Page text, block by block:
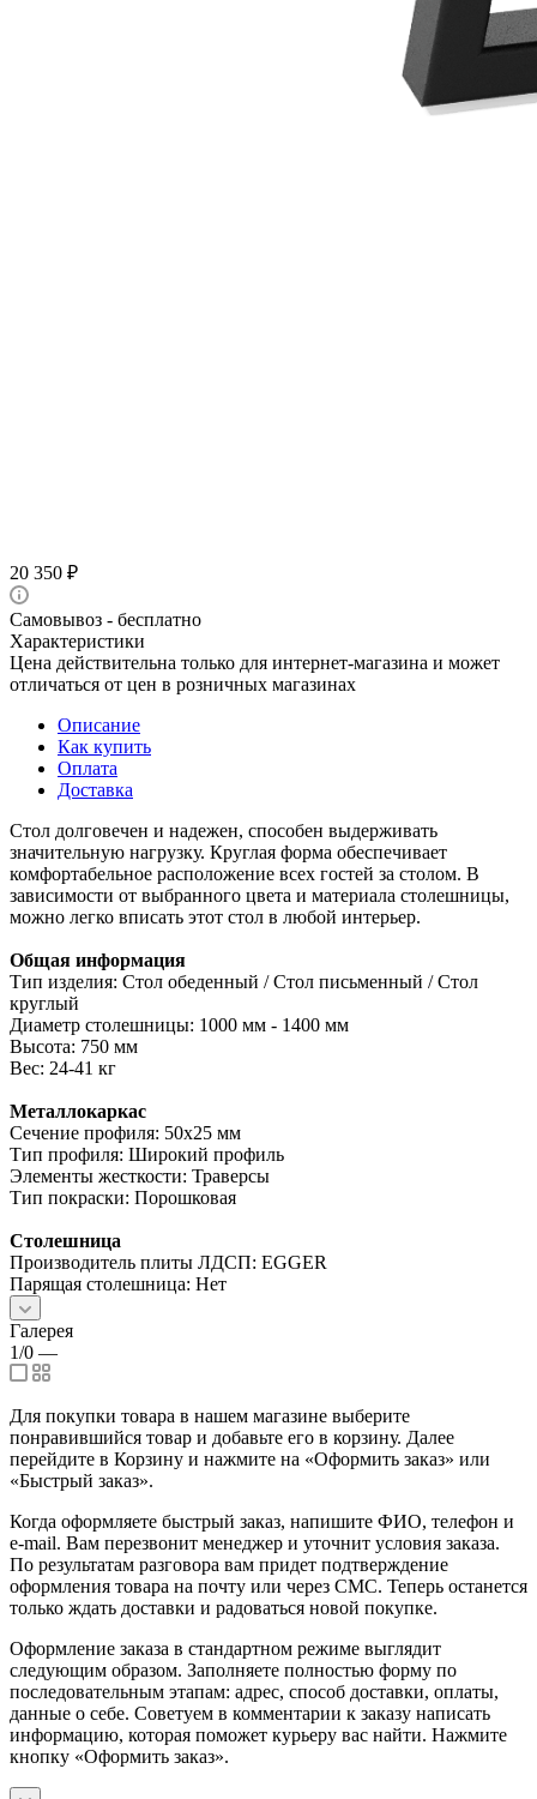
20 350 ₽
Самовывоз - бесплатно
Характеристики
Цена действительна только для интернет-магазина и может
отличаться от цен в розничных магазинах
Описание
Как купить
Оплата
Доставка
Стол долговечен и надежен, способен выдерживать
значительную нагрузку. Круглая форма обеспечивает
комфортабельное расположение всех гостей за столом. В
зависимости от выбранного цвета и материала столешницы,
можно легко вписать этот стол в любой интерьер.
Общая информация
Тип изделия: Стол обеденный / Стол письменный / Стол
круглый
Диаметр столешницы: 1000 мм - 1400 мм
Высота: 750 мм
Вес: 24-41 кг
Металлокаркас
Сечение профиля: 50х25 мм
Тип профиля: Широкий профиль
Элементы жесткости: Траверсы
Тип покраски: Порошковая
Столешница
Производитель плиты ЛДСП: EGGER
Парящая столешница: Нет
Галерея
1/0 —
Для покупки товара в нашем магазине выберите
понравившийся товар и добавьте его в корзину. Далее
перейдите в Корзину и нажмите на «Оформить заказ» или
«Быстрый заказ».
Когда оформляете быстрый заказ, напишите ФИО, телефон и
e-mail. Вам перезвонит менеджер и уточнит условия заказа.
По результатам разговора вам придет подтверждение
оформления товара на почту или через СМС. Теперь останется
только ждать доставки и радоваться новой покупке.
Оформление заказа в стандартном режиме выглядит
следующим образом. Заполняете полностью форму по
последовательным этапам: адрес, способ доставки, оплаты,
данные о себе. Советуем в комментарии к заказу написать
информацию, которая поможет курьеру вас найти. Нажмите
кнопку «Оформить заказ».